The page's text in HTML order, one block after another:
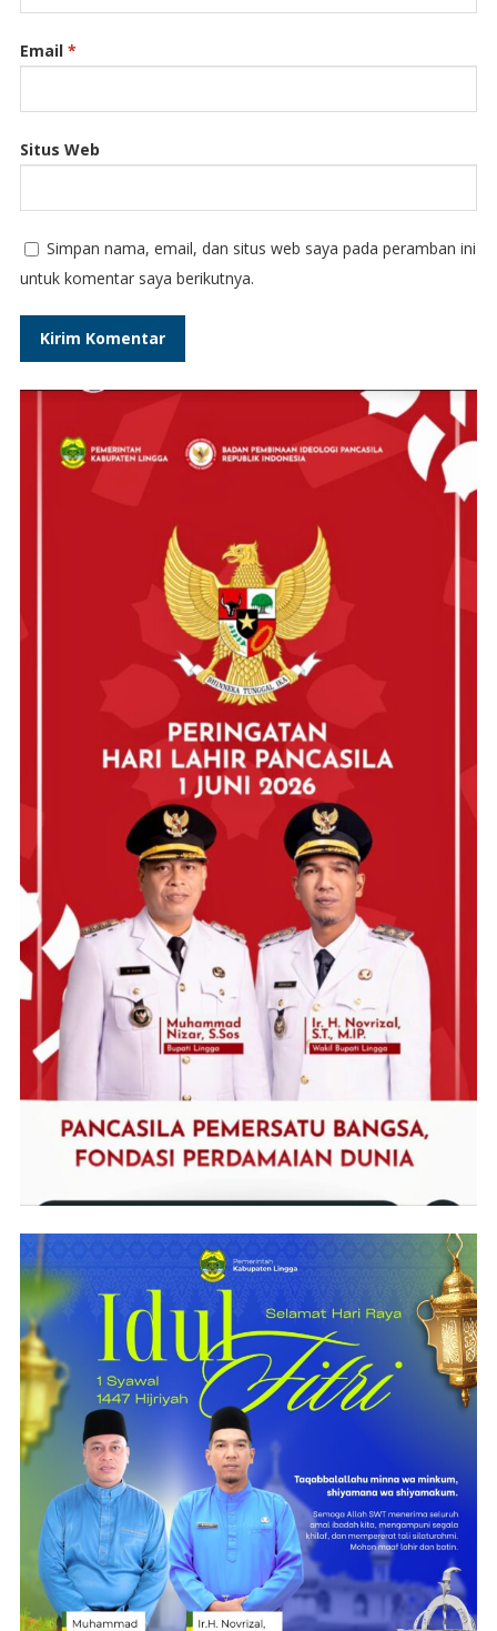
Email *
Situs Web
Simpan nama, email, dan situs web saya pada peramban ini
untuk komentar saya berikutnya.